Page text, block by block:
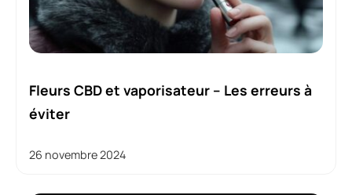
Fleurs CBD et vaporisateur – Les erreurs à
éviter
26 novembre 2024